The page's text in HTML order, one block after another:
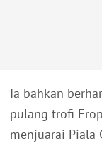
Ia bahkan
pulang trofi
menjuarai Piala